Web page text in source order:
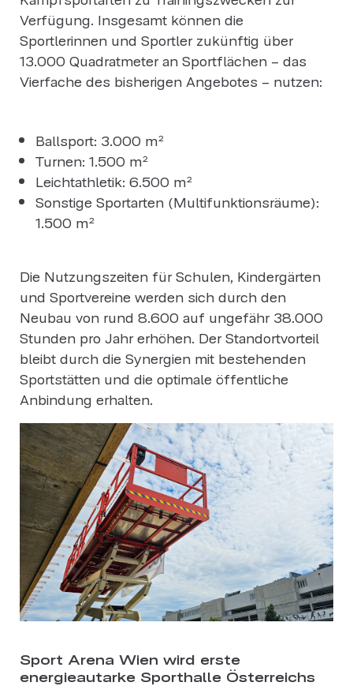
Verfügung. Insgesamt können die
Sportlerinnen und Sportler zukünftig über
13.000 Quadratmeter an Sportflächen – das
Vierfache des bisherigen Angebotes – nutzen:
Ballsport: 3.000 m²
Turnen: 1.500 m²
Leichtathletik: 6.500 m²
Sonstige Sportarten (Multifunktionsräume):
1.500 m²
Die Nutzungszeiten für Schulen, Kindergärten
und Sportvereine werden sich durch den
Neubau von rund 8.600 auf ungefähr 38.000
Stunden pro Jahr erhöhen. Der Standortvorteil
bleibt durch die Synergien mit bestehenden
Sportstätten und die optimale öffentliche
Anbindung erhalten.
Sport Arena Wien wird erste
energieautarke Sporthalle Österreichs